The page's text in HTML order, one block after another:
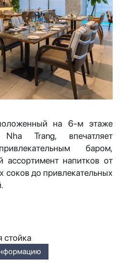
на 6-м этаже
Trang, впечатляет
баром,
напитков от
соков до привлекательных
стойка